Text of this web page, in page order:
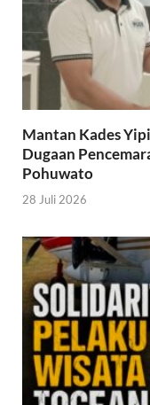
Mantan Kades
Dugaan
Pohuwato
28 Juli 2026